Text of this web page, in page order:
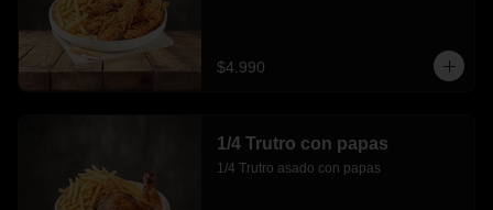
$4.990
1/4 Trutro con papas
1/4 Trutro asado con papas